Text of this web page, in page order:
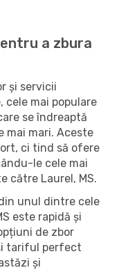
a zbura
și servicii
cele mai populare
se îndreaptă
mai mari. Aceste
ci tind să ofere
le cele mai
către Laurel, MS.
unul dintre cele
este rapidă și
de zbor
tariful perfect
și